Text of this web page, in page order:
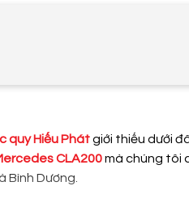
quy Hiếu Phátgiới thiếu dưới
CLA200mà chúng tôi
Bình Dương.